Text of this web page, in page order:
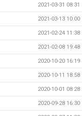
2021-03-31 08:31
2021-03-13 10:00
2021-02-24 11:38
2021-02-08 19:48
2020-10-20 16:19
2020-10-11 18:58
2020-10-01 08:28
2020-09-28 16:30